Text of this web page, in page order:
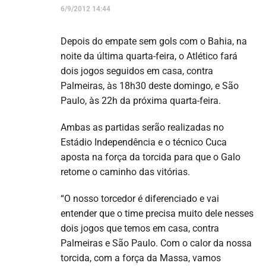
6/9/2012 14:44
Depois do empate sem gols com o Bahia, na
noite da última quarta-feira, o Atlético fará
dois jogos seguidos em casa, contra
Palmeiras, às 18h30 deste domingo, e São
Paulo, às 22h da próxima quarta-feira.
Ambas as partidas serão realizadas no
Estádio Independência e o técnico Cuca
aposta na força da torcida para que o Galo
retome o caminho das vitórias.
“O nosso torcedor é diferenciado e vai
entender que o time precisa muito dele nesses
dois jogos que temos em casa, contra
Palmeiras e São Paulo. Com o calor da nossa
torcida, com a força da Massa, vamos